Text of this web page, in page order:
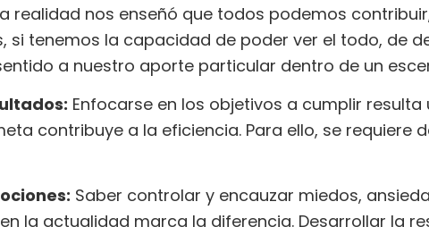
realidad nos enseñó que todos podemos
si tenemos la capacidad de poder ver el todo, de
a nuestro aporte particular dentro de un
Enfocarse en los objetivos a cumplir
contribuye a la eficiencia. Para ello, se requiere
Saber controlar y encauzar miedos,
la actualidad marca la diferencia. Desarrollar la